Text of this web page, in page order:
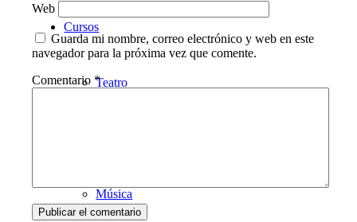
Cursos
Teatro
Música
Web
Guarda mi nombre, correo electrónico y web en este
navegador para la próxima vez que comente.
Comentario *